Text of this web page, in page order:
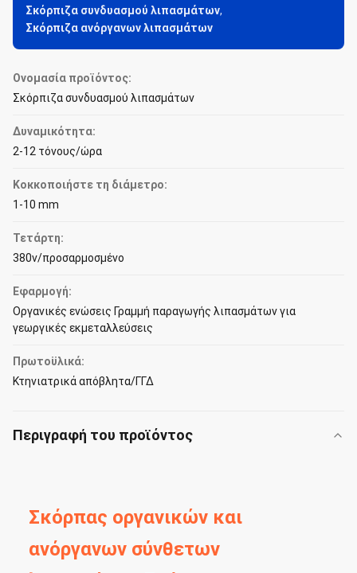
Σκόρπιζα συνδυασμού λιπασμάτων,
Σκόρπιζα ανόργανων λιπασμάτων
Ονομασία προϊόντος:
Σκόρπιζα συνδυασμού λιπασμάτων
Δυναμικότητα:
2-12 τόνους/ώρα
Κοκκοποιήστε τη διάμετρο:
1-10 mm
Τετάρτη:
380v/προσαρμοσμένο
Εφαρμογή:
Οργανικές ενώσεις Γραμμή παραγωγής λιπασμάτων για
γεωργικές εκμεταλλεύσεις
Πρωτοϋλικά:
Κτηνιατρικά απόβλητα/ΓΓΔ
Περιγραφή του προϊόντος
Σκόρπας οργανικών και
ανόργανων σύνθετων